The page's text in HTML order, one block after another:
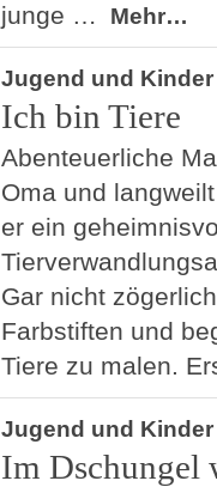
junge …
Mehr…
Jugend und Kinder
Ich bin Tiere
Abenteuerliche
Oma und
er ein
Gar nicht
Farbstiften und
Tiere zu malen.
Jugend und Kinder
Im Dschungel